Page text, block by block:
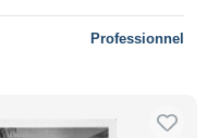
Professionnel